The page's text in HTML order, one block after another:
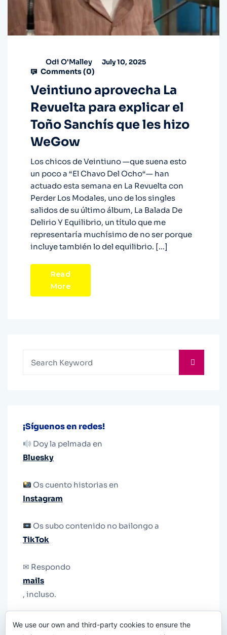
Odi O'Malley July 10, 2025
Comments (0)
Veintiuno aprovecha La
Revuelta para explicar el
Toño Sanchís que les hizo
WeGow
Los chicos de Veintiuno —que suena esto
un poco a “El Chavo Del Ocho“— han
actuado esta semana en La Revuelta con
Perder Los Modales, uno de los singles
salidos de su último álbum, La Balada De
Delirio Y Equilibrio, un título que me
representaría muchísimo de no ser porque
incluye también lo del equilibrio. […]
Read
More
¡Síguenos en redes!
Doy la pelmada en
Bluesky
Os cuento historias en
Instagram
Os subo contenido no bailongo a
TikTok
✉ Respondo
mails
, incluso.
le quiten el teléfono.
We use our own and third-party cookies to ensure the